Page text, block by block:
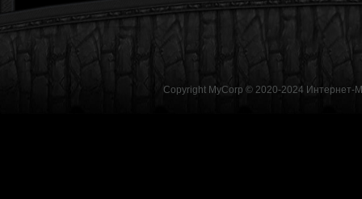
Copyright MyCorp © 2020-2024 Интернет-